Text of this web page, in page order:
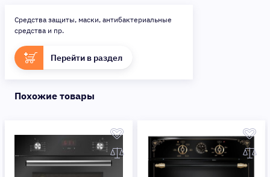
Средства защиты, маски, антибактериальные
средства и пр.
Перейти в раздел
Похожие товары